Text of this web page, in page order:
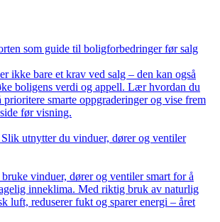
som guide til boligforbedringer før salg
ikke bare et krav ved salg – den kan også
boligens verdi og appell. Lær hvordan du
smarte oppgraderinger og vise frem
før visning.
utnytter du vinduer, dører og ventiler
vinduer, dører og ventiler smart for å
inneklima. Med riktig bruk av naturlig
luft, reduserer fukt og sparer energi – året